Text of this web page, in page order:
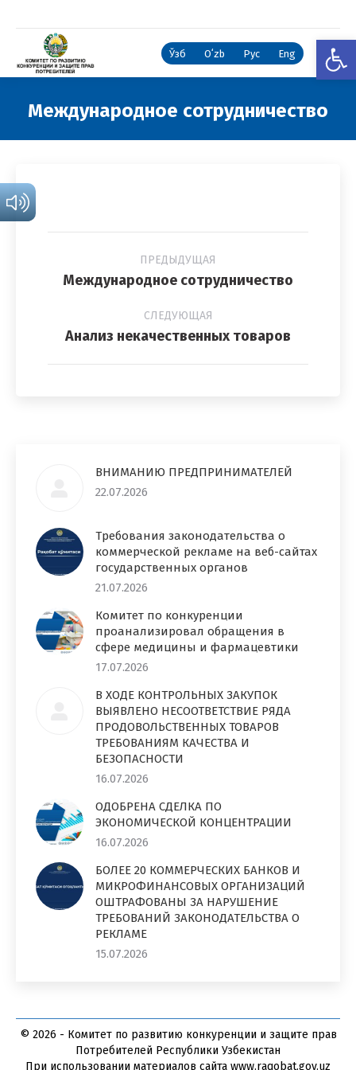
Ўзб Oʻzb Рус Eng
Международное сотрудничество
альбомам
ПРЕДЫДУЩАЯ
Предыдущий
Международное сотрудничество
СЛЕДУЮЩАЯ
Следующий
Анализ некачественных товаров
ВНИМАНИЮ ПРЕДПРИНИМАТЕЛЕЙ
22.07.2026
Требования законодательства о
коммерческой рекламе на веб-сайтах
государственных органов
21.07.2026
Комитет по конкуренции
проанализировал обращения в
сфере медицины и фармацевтики
17.07.2026
В ХОДЕ КОНТРОЛЬНЫХ ЗАКУПОК
ВЫЯВЛЕНО НЕСООТВЕТСТВИЕ РЯДА
ПРОДОВОЛЬСТВЕННЫХ ТОВАРОВ
ТРЕБОВАНИЯМ КАЧЕСТВА И
БЕЗОПАСНОСТИ
16.07.2026
ОДОБРЕНА СДЕЛКА ПО
ЭКОНОМИЧЕСКОЙ КОНЦЕНТРАЦИИ
16.07.2026
БОЛЕЕ 20 КОММЕРЧЕСКИХ БАНКОВ И
МИКРОФИНАНСОВЫХ ОРГАНИЗАЦИЙ
ОШТРАФОВАНЫ ЗА НАРУШЕНИЕ
ТРЕБОВАНИЙ ЗАКОНОДАТЕЛЬСТВА О
РЕКЛАМЕ
15.07.2026
© 2026 - Комитет по развитию конкуренции и защите прав
Потребителей Республики Узбекистан
При использовании материалов сайта www.raqobat.gov.uz